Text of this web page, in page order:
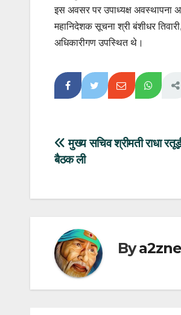
इस अवसर पर उपाध्यक्ष अवस्थापना
महानिदेशक सूचना श्री बंशीधर
अधिकारीगण उपस्थित थे।
Post
navigation
मुख्य सचिव श्रीमती राधा
बैठक ली
By